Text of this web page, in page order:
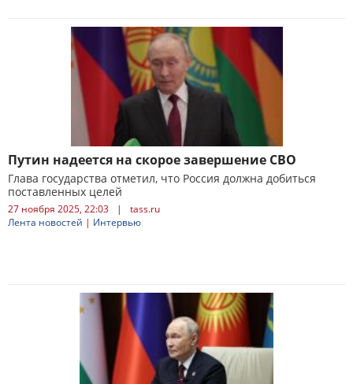
Путин надеется на скорое завершение СВО
Глава государства отметил, что Россия должна добиться
поставленных целей
27 ноября 2025, 22:03 |
tass.ru
Лента новостей | Интервью